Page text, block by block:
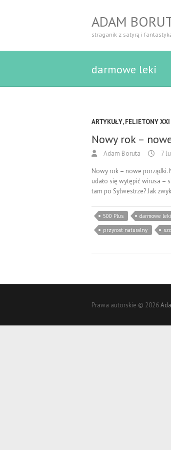
ADAM
straganik z satyrą i
darmowe leki
ARTYKUŁY,FELIETONY
Nowy rok –
Adam Boruta 7
Nowy rok – nowe
udało się wytępić wirusa –
tam po Sylwestrze? Jak
500 Plus darmowe leki
przyrost naturalny
Prawa autorskie © 2026